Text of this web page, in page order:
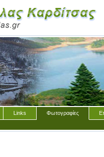
Links Φωτογραφίες